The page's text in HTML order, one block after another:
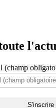
(champ